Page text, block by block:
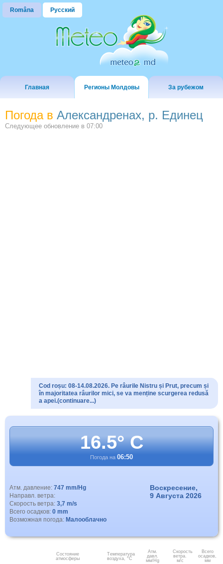
Româna Русский
Главная Регионы Молдовы За рубежом
Погода в Александренах, р. Единец
Следующее обновление в 07:00
Cod roșu: 08-14.08.2026. Pe râurile Nistru și Prut, precum și
în majoritatea râurilor mici, se va menține scurgerea redusă
a apei.(continuare...)
16.5° C
Погода на 06:50
Атм. давление: 747 mm/Hg
Направл. ветра:
Скорость ветра: 3,7 m/s
Всего осадков: 0 mm
Возможная погода: Малооблачно
Воскресение,
9 Августа 2026
Состояние
атмосферы
Температура
воздуха, °C
Атм.
давл.
мм/Hg
Скорость
ветра.
м/с
Всего
осадков,
мм